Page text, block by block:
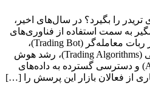
تریدر را بگیرد؟ در سال‌های اخیر،
به سمت استفاده از فناوری‌های
پیشرفته حرکت کرده‌اند. ظهور ربات معامله‌گر (Trading Bot)،
گسترش الگوریتم‌های معاملاتی (Trading Algorithms)، رشد هوش
مصنوعی (Artificial Intelligence) و دسترسی گسترده به داده‌های
از فعالان بازار این پرسش را […]